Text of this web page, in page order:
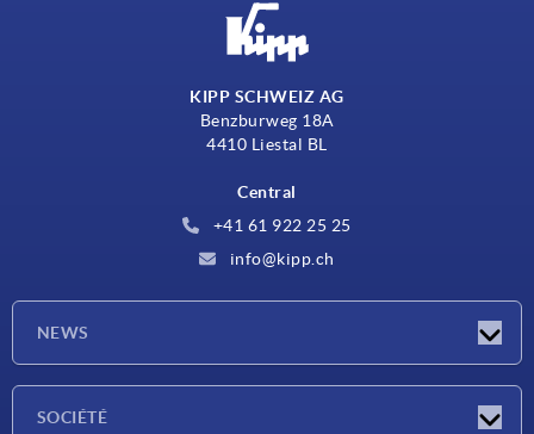
KIPP SCHWEIZ AG
Benzburweg 18A
4410 Liestal BL
Central
+41 61 922 25 25
info@kipp.ch
NEWS
SOCIÉTÉ